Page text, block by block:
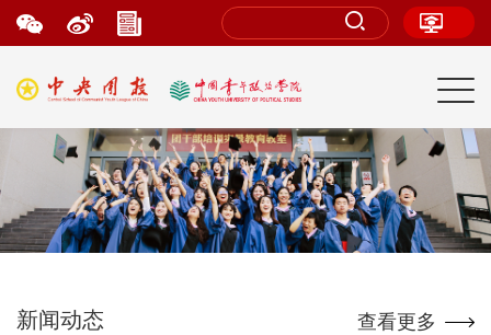
新闻动态 查看更多